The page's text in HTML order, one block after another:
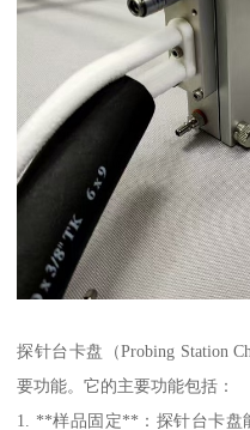
探针台卡盘（Probing Station
要功能。它的主要功能包括：
1. **样品固定**：探针台卡盘